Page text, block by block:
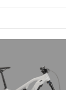
5.499,00€